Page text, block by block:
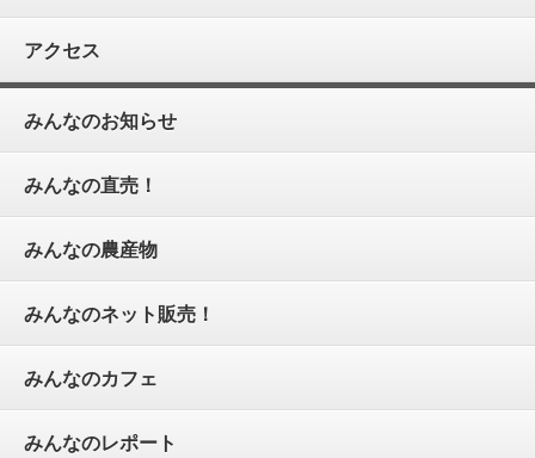
アクセス
みんなのお知らせ
みんなの直売！
みんなの農産物
みんなのネット販売！
みんなのカフェ
みんなのレポート